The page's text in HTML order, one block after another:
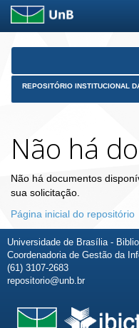
Skip
REPOSITÓRIO INSTITUCIONAL
Não há
Não há documentos
sua solicitação.
Página inicial do repositório
Universidade de Brasília -
Coordenadoria de Gestão da
(61) 3107-2683
repositorio@unb.br